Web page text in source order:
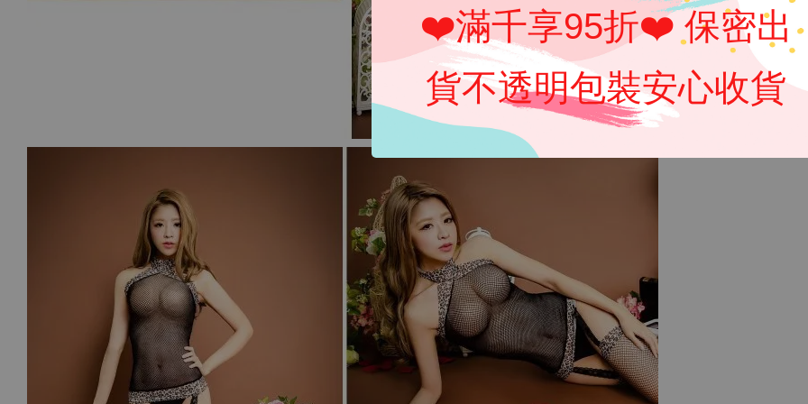
❤️滿千享95折❤️ 保密出
貨不透明包裝安心收貨